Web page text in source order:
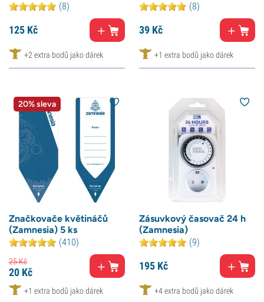
(8)
125 Kč
+2 extra bodů jako dárek
(8)
39 Kč
+1 extra bodů jako dárek
20% sleva
Značkovače květináčů
(Zamnesia) 5 ks
(410)
25Kč
20 Kč
+1 extra bodů jako dárek
Zásuvkový časovač 24 h
(Zamnesia)
(9)
195 Kč
+4 extra bodů jako dárek